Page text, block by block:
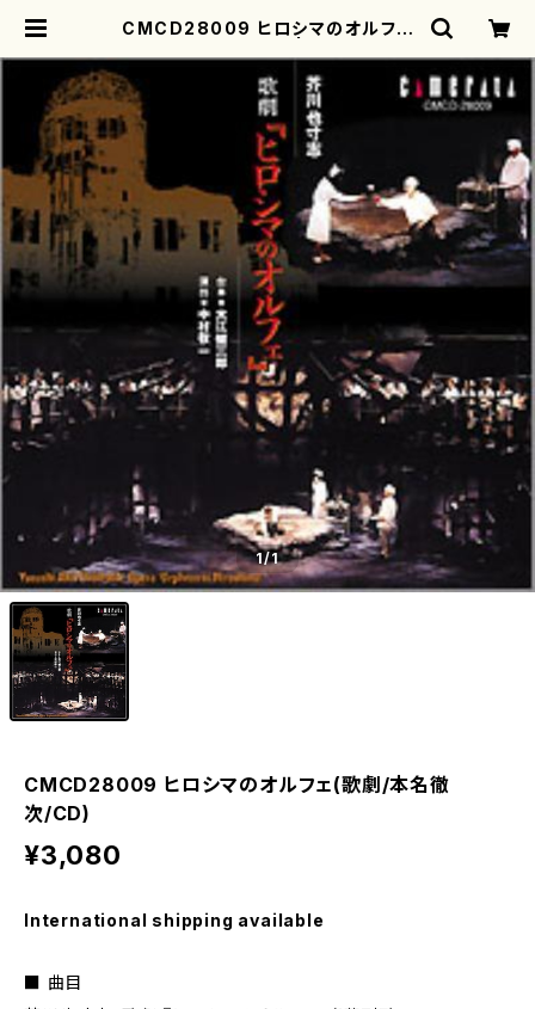
CMCD28009 ヒロシマのオルフェ
th
1/1
CMCD28009 ヒロシマのオルフェ(歌劇/本名徹
次/CD)
¥3,080
International shipping available
■ 曲目